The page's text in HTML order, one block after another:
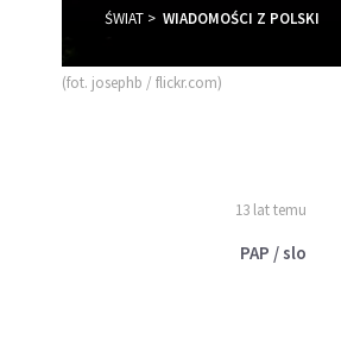
ŚWIAT WIADOMOŚCI Z POLSKI
(fot. josephb / flickr.com)
13 lat temu
PAP / slo